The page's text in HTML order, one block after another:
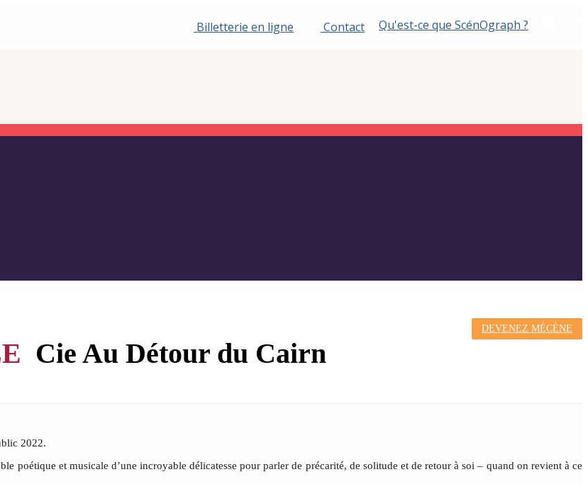
Billetterie en ligne Contact Qu'est-ce que ScénOgraph ?
DEVENEZ MÉCÈNE
Cie Au Détour du Cairn
2022.
poétique et musicale d’une incroyable délicatesse pour parler de précarité, de solitude et de retour à soi – quand on revient à ce